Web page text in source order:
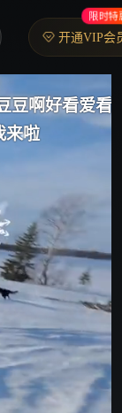
开通VIP会
限时特